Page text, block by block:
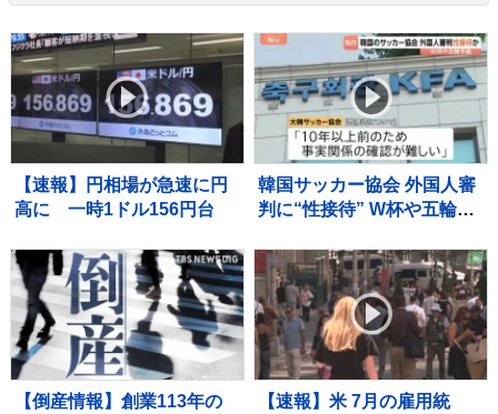
【速報】円相場が急速に円
高に 一時1ドル156円台
韓国サッカー協会 外国人審
判に“性接待” W杯や五輪の
で10人余に対し JNN報告書
入手
【倒産情報】創業113年の
【速報】米 7月の雇用統